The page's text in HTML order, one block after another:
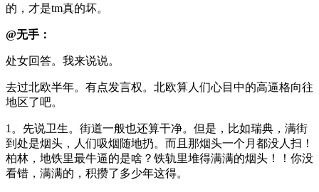
的，才是tm真的坏。
@无手：
处女回答。我来说说。
去过北欧半年。有点发言权。北欧算人们心目中的高逼格向往
地区了吧。
1。先说卫生。街道一般也还算干净。但是，比如瑞典，满街
到处是烟头，人们吸烟随地扔。而且那烟头一个月都没人扫！
柏林，地铁里最牛逼的是啥？铁轨里堆得满满的烟头！！你没
看错，满满的，积攒了多少年这得。